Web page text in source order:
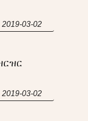
2019-03-02
2019-03-02